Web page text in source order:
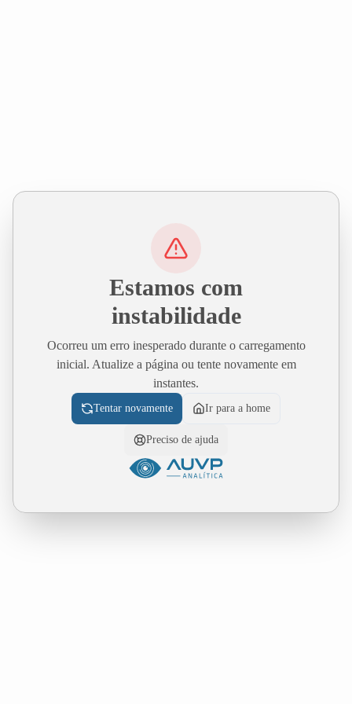
Estamos com
instabilidade
Ocorreu um erro inesperado durante o carregamento
inicial. Atualize a página ou tente novamente em
instantes.
Tentar novamente Ir para a home
Preciso de ajuda